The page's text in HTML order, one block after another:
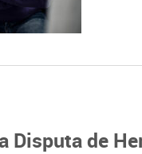
Disputa de